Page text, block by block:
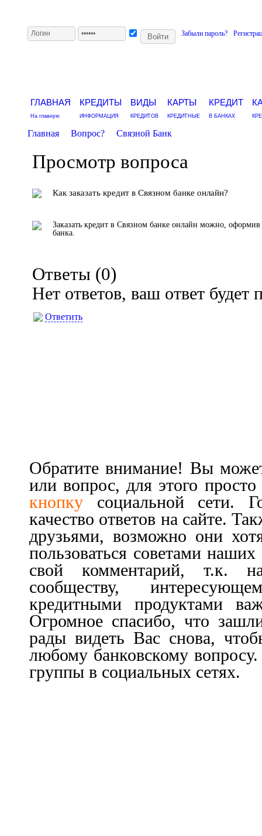
Забыли пароль?
ГЛАВНАЯ
На главную
КРЕДИТЫ
ИНФОРМАЦИЯ
ВИДЫ
КРЕДИТОВ
КАРТЫ
КРЕДИТНЫЕ
КРЕДИТ
В БАНКАХ
Главная Вопрос? Связной Банк
Просмотр вопроса
Как заказать кредит в Связном банке онлайн?
Заказать кредит в Связном банке онлайн можно,
банка.
Ответы (0)
Нет ответов, ваш ответ будет
Ответить
Обратите внимание! Вы
или вопрос, для этого просто
кнопку социальной сети.
качество ответов на сайте.
друзьями, возможно они
пользоваться советами
свой комментарий, т.к.
сообществу,
кредитными продуктами
Огромное спасибо, что
рады видеть Вас снова,
любому банковскому
группы в социальных сетях.